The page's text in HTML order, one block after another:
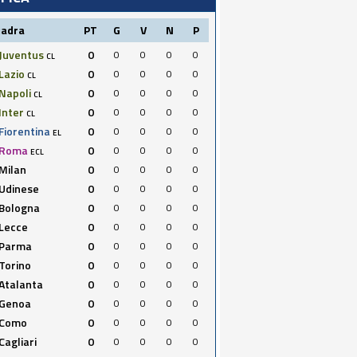
PT G V N P
Juventus CL 0 0 0 0
0
Lazio CL 0 0 0 0
0
Napoli CL 0 0 0 0
0
Inter CL 0 0 0 0
0
Fiorentina EL 0 0 0 0
0
Roma ECL 0 0 0 0
0
Milan 0 0 0 0
0
Udinese 0 0 0 0
0
Bologna 0 0 0 0
0
Lecce 0 0 0 0
0
Parma 0 0 0 0
0
Torino 0 0 0 0
0
0 0 0 0
0
Genoa 0 0 0 0
0
Como 0 0 0 0
0
Cagliari 0 0 0 0
0